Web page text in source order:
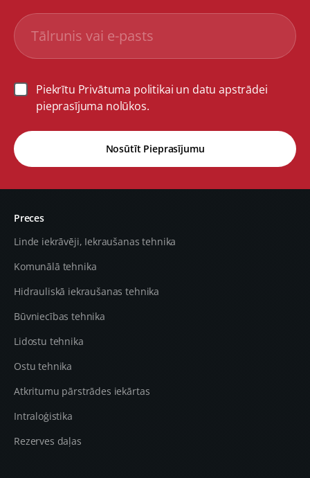
Piekrītu Privātuma politikai un datu apstrādei
pieprasījuma nolūkos.
Nosūtīt Pieprasījumu
Preces
Linde iekrāvēji, Iekraušanas tehnika
Komunālā tehnika
Hidrauliskā iekraušanas tehnika
Būvniecības tehnika
Lidostu tehnika
Ostu tehnika
Atkritumu pārstrādes iekārtas
Intraloģistika
Rezerves daļas